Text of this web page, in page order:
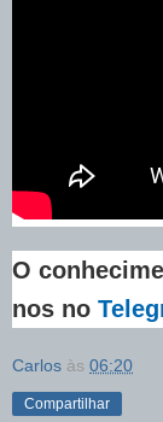
O
nos no
Carlos às 06:20
Compartilhar